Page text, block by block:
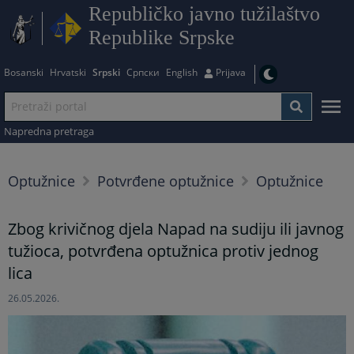
Republičko javno tužilaštvo
Republike Srpske
Bosanski Hrvatski Srpski Српски English Prijava
Napredna pretraga
Optužnice Potvrđene optužnice Optužnice
Zbog krivičnog djela Napad na sudiju ili javnog
tužioca, potvrđena optužnica protiv jednog
lica
26.05.2026.